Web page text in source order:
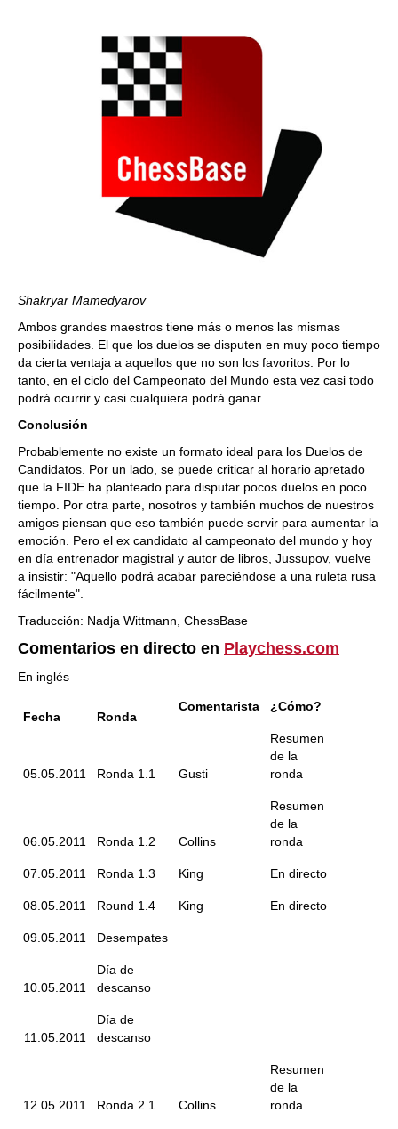
Shakryar Mamedyarov
Ambos grandes maestros tiene más o menos las mismas
posibilidades. El que los duelos se disputen en muy poco tiempo
da cierta ventaja a aquellos que no son los favoritos. Por lo
tanto, en el ciclo del Campeonato del Mundo esta vez casi todo
podrá ocurrir y casi cualquiera podrá ganar.
Conclusión
Probablemente no existe un formato ideal para los Duelos de
Candidatos. Por un lado, se puede criticar al horario apretado
que la FIDE ha planteado para disputar pocos duelos en poco
tiempo. Por otra parte, nosotros y también muchos de nuestros
amigos piensan que eso también puede servir para aumentar la
emoción. Pero el ex candidato al campeonato del mundo y hoy
en día entrenador magistral y autor de libros, Jussupov, vuelve
a insistir: "Aquello podrá acabar pareciéndose a una ruleta rusa
fácilmente".
Traducción: Nadja Wittmann, ChessBase
Comentarios en directo en Playchess.com
En inglés
Fecha Ronda
Comentarista ¿Cómo?
05.05.2011 Ronda 1.1 Gusti
Resumen
de la
ronda
06.05.2011 Ronda 1.2 Collins
Resumen
de la
ronda
07.05.2011 Ronda 1.3 King En directo
08.05.2011 Round 1.4 King En directo
09.05.2011 Desempates
10.05.2011
Día de
descanso
11.05.2011
Día de
descanso
12.05.2011 Ronda 2.1 Collins
Resumen
de la
ronda